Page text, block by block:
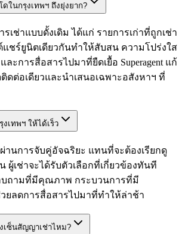
ในกรุงเทพฯ ถึงยุ่งยาก?
ช่าแบบดั้งเดิม ได้แก่ รายการเก่าที่ถูกเช่า
แชร์ยูนิตเดียวกันทำให้สับสน ความโปร่งใส
ะการสื่อสารไปมาที่ยืดเยื้อ Superagent แก้
ดต่อเดียวและนำเสนอเฉพาะอสังหาฯ ที่
เทพฯ ให้ได้เร็ว
านการจับคู่อัจฉริยะ แทนที่จะต้องเรียกดู
ผู้เช่าจะได้รับตัวเลือกที่เกี่ยวข้องทันที
บถามที่มีคุณภาพ กระบวนการที่มี
วยลดการสื่อสารไปมาที่ทำให้ล่าช้า
เซ็นสัญญาเช่าไหม?